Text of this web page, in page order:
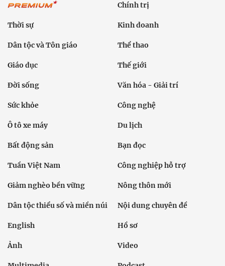
Chính trị
Thời sự Kinh doanh
Dân tộc và Tôn giáo Thể thao
Giáo dục Thế giới
Đời sống Văn hóa - Giải trí
Sức khỏe Công nghệ
Ô tô xe máy Du lịch
Bất động sản Bạn đọc
Tuần Việt Nam Công nghiệp hỗ trợ
Giảm nghèo bền vững Nông thôn mới
Dân tộc thiểu số và miền núi Nội dung chuyên đề
English Hồ sơ
Ảnh Video